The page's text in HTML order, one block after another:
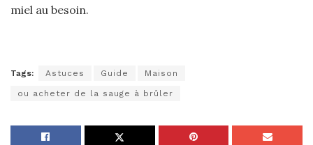
miel au besoin.
Tags: Astuces Guide Maison
ou acheter de la sauge à brûler